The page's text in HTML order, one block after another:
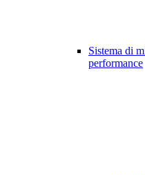
Sistema di
performance